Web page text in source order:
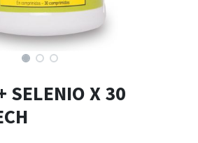
SELENIO X 30